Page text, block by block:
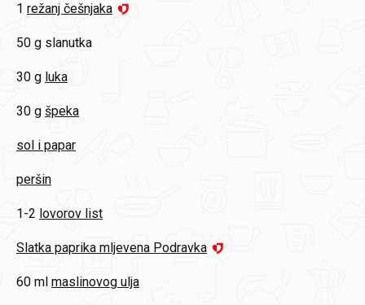
1 režanj češnjaka
50 g slanutka
30 g luka
30 g špeka
sol i papar
peršin
1-2 lovorov list
Slatka paprika mljevena Podravka
60 ml maslinovog ulja